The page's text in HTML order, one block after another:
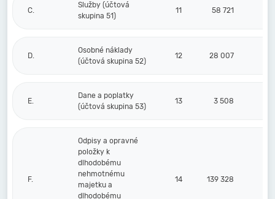
C.
Služby (účtová
skupina 51)
11 58 721
D.
Osobné náklady
(účtová skupina 52)
12 28 007
E.
Dane a poplatky
(účtová skupina 53)
13 3 508
F.
Odpisy a opravné
položky k
dlhodobému
nehmotnému
majetku a
dlhodobému
14 139 328